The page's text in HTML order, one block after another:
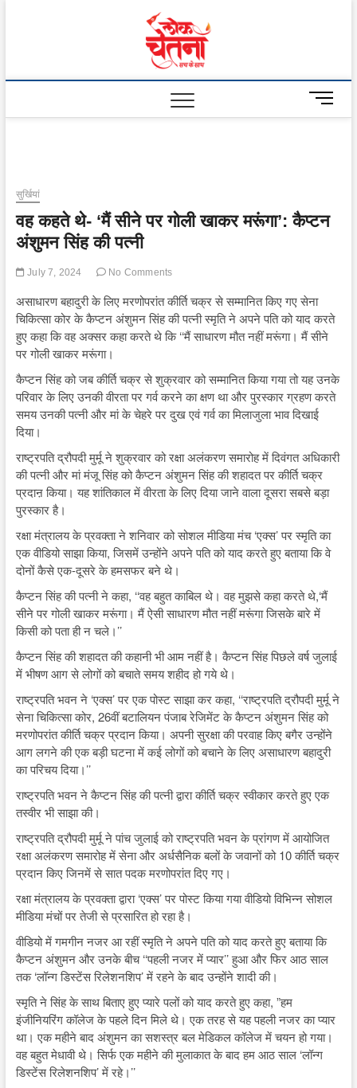
M
e
t
सुर्खियां
वह कहते थे- ‘मैं सीने पर गोली खाकर मरूंगा’: कैप्टन
अंशुमन सिंह की पत्नी
July 7, 2024 No Comments
असाधारण बहादुरी के लिए मरणोपरांत कीर्ति चक्र से सम्मानित किए गए सेना
चिकित्सा कोर के कैप्टन अंशुमन सिंह की पत्नी स्मृति ने अपने पति को याद करते
हुए कहा कि वह अक्सर कहा करते थे कि ‘‘मैं साधारण मौत नहीं मरूंगा। मैं सीने
पर गोली खाकर मरूंगा।
कैप्टन सिंह को जब कीर्ति चक्र से शुक्रवार को सम्मानित किया गया तो यह उनके
परिवार के लिए उनकी वीरता पर गर्व करने का क्षण था और पुरस्कार ग्रहण करते
समय उनकी पत्नी और मां के चेहरे पर दुख एवं गर्व का मिलाजुला भाव दिखाई
दिया।
राष्ट्रपति द्रौपदी मुर्मू ने शुक्रवार को रक्षा अलंकरण समारोह में दिवंगत अधिकारी
की पत्नी और मां मंजू सिंह को कैप्टन अंशुमन सिंह की शहादत पर कीर्ति चक्र
प्रदाऩ किया। यह शांतिकाल में वीरता के लिए दिया जाने वाला दूसरा सबसे बड़ा
पुरस्कार है।
रक्षा मंत्रालय के प्रवक्ता ने शनिवार को सोशल मीडिया मंच ‘एक्स’ पर स्मृति का
एक वीडियो साझा किया, जिसमें उन्होंने अपने पति को याद करते हुए बताया कि वे
दोनों कैसे एक-दूसरे के हमसफर बने थे।
कैप्टन सिंह की पत्नी ने कहा, ‘‘वह बहुत काबिल थे। वह मुझसे कहा करते थे,‘मैं
सीने पर गोली खाकर मरूंगा। मैं ऐसी साधारण मौत नहीं मरूंगा जिसके बारे में
किसी को पता ही न चले।’’
कैप्टन सिंह की शहादत की कहानी भी आम नहीं है। कैप्टन सिंह पिछले वर्ष जुलाई
में भीषण आग से लोगों को बचाते समय शहीद हो गये थे।
राष्ट्रपति भवन ने ‘एक्स’ पर एक पोस्ट साझा कर कहा, ‘‘राष्ट्रपति द्रौपदी मुर्मू ने
सेना चिकित्सा कोर, 26वीं बटालियन पंजाब रेजिमेंट के कैप्टन अंशुमन सिंह को
मरणोपरांत कीर्ति चक्र प्रदान किया। अपनी सुरक्षा की परवाह किए बगैर उन्होंने
आग लगने की एक बड़ी घटना में कई लोगों को बचाने के लिए असाधारण बहादुरी
का परिचय दिया।’’
राष्ट्रपति भवन ने कैप्टन सिंह की पत्नी द्वारा कीर्ति चक्र स्वीकार करते हुए एक
तस्वीर भी साझा की।
राष्ट्रपति द्रौपदी मुर्मू ने पांच जुलाई को राष्ट्रपति भवन के प्रांगण में आयोजित
रक्षा अलंकरण समारोह में सेना और अर्धसैनिक बलों के जवानों को 10 कीर्ति चक्र
प्रदान किए जिनमें से सात पदक मरणोपरांत दिए गए।
रक्षा मंत्रालय के प्रवक्ता द्वारा ‘एक्स’ पर पोस्ट किया गया वीडियो विभिन्न सोशल
मीडिया मंचों पर तेजी से प्रसारित हो रहा है।
वीडियो में गमगीन नजर आ रहीं स्मृति ने अपने पति को याद करते हुए बताया कि
कैप्टन अंशुमन और उनके बीच ‘‘पहली नजर में प्यार’’ हुआ और फिर आठ साल
तक ‘लॉन्ग डिस्टेंस रिलेशनशिप’ में रहने के बाद उन्होंने शादी की।
स्मृति ने सिंह के साथ बिताए हुए प्यारे पलों को याद करते हुए कहा, ”हम
इंजीनियरिंग कॉलेज के पहले दिन मिले थे। एक तरह से यह पहली नजर का प्यार
था। एक महीने बाद अंशुमन का सशस्त्र बल मेडिकल कॉलेज में चयन हो गया।
वह बहुत मेधावी थे। सिर्फ एक महीने की मुलाकात के बाद हम आठ साल ‘लॉन्ग
डिस्टेंस रिलेशनशिप’ में रहे।’’